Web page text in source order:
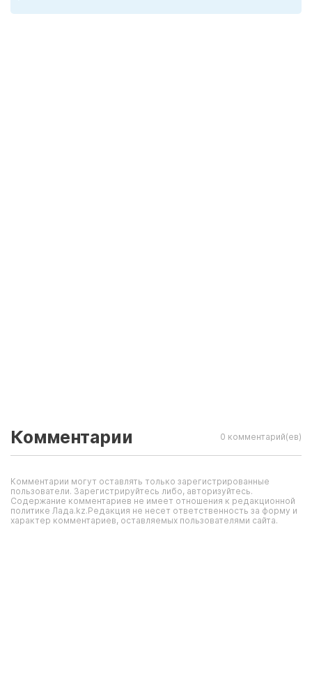
Комментарии 0 комментарий(ев)
Комментарии могут оставлять только зарегистрированные
пользователи. Зарегистрируйтесь либо, авторизуйтесь.
Содержание комментариев не имеет отношения к редакционной
политике Лада.kz.Редакция не несет ответственность за форму и
характер комментариев, оставляемых пользователями сайта.